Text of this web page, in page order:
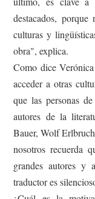
destacados, porque
culturas y
obra", explica.
Como dice
acceder a otras
que las personas
autores de la
Bauer, Wolf
nosotros recuerda
grandes autores y
traductor es